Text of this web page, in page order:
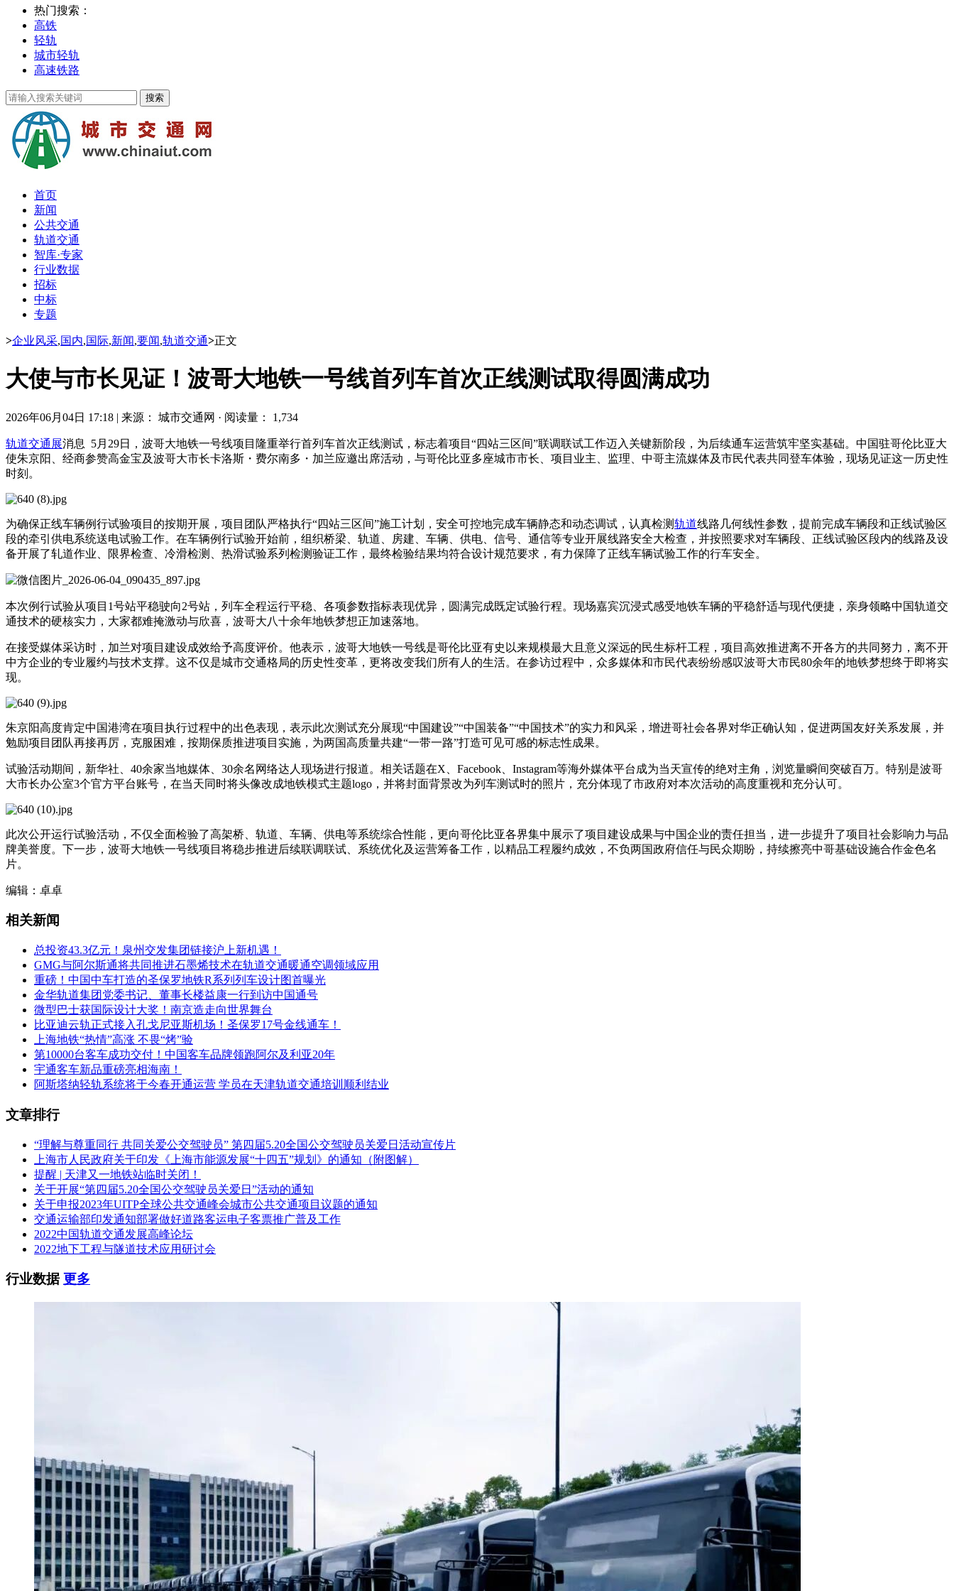
热门搜索：
高铁
轻轨
城市轻轨
高速铁路
首页
新闻
公共交通
轨道交通
智库·专家
行业数据
招标
中标
专题
>企业风采,国内,国际,新闻,要闻,轨道交通>正文
大使与市长见证！波哥大地铁一号线首列车首次正线测试取得圆满成功
2026年06月04日 17:18 | 来源： 城市交通网 · 阅读量： 1,734
轨道交通展消息 5月29日，波哥大地铁一号线项目隆重举行首列车首次正线测试，标志着项目“四站三区间”联调联试工作迈入关键新阶段，为后续通车运营筑牢坚实基础。中国驻哥伦比亚大
使朱京阳、经商参赞高金宝及波哥大市长卡洛斯・费尔南多・加兰应邀出席活动，与哥伦比亚多座城市市长、项目业主、监理、中哥主流媒体及市民代表共同登车体验，现场见证这一历史性
时刻。
为确保正线车辆例行试验项目的按期开展，项目团队严格执行“四站三区间”施工计划，安全可控地完成车辆静态和动态调试，认真检测轨道线路几何线性参数，提前完成车辆段和正线试验区
段的牵引供电系统送电试验工作。在车辆例行试验开始前，组织桥梁、轨道、房建、车辆、供电、信号、通信等专业开展线路安全大检查，并按照要求对车辆段、正线试验区段内的线路及设
备开展了轧道作业、限界检查、冷滑检测、热滑试验系列检测验证工作，最终检验结果均符合设计规范要求，有力保障了正线车辆试验工作的行车安全。
本次例行试验从项目1号站平稳驶向2号站，列车全程运行平稳、各项参数指标表现优异，圆满完成既定试验行程。现场嘉宾沉浸式感受地铁车辆的平稳舒适与现代便捷，亲身领略中国轨道交
通技术的硬核实力，大家都难掩激动与欣喜，波哥大八十余年地铁梦想正加速落地。
在接受媒体采访时，加兰对项目建设成效给予高度评价。他表示，波哥大地铁一号线是哥伦比亚有史以来规模最大且意义深远的民生标杆工程，项目高效推进离不开各方的共同努力，离不开
中方企业的专业履约与技术支撑。这不仅是城市交通格局的历史性变革，更将改变我们所有人的生活。在参访过程中，众多媒体和市民代表纷纷感叹波哥大市民80余年的地铁梦想终于即将实
现。
朱京阳高度肯定中国港湾在项目执行过程中的出色表现，表示此次测试充分展现“中国建设”“中国装备”“中国技术”的实力和风采，增进哥社会各界对华正确认知，促进两国友好关系发展，并
勉励项目团队再接再厉，克服困难，按期保质推进项目实施，为两国高质量共建“一带一路”打造可见可感的标志性成果。
试验活动期间，新华社、40余家当地媒体、30余名网络达人现场进行报道。相关话题在X、Facebook、Instagram等海外媒体平台成为当天宣传的绝对主角，浏览量瞬间突破百万。特别是波哥
大市长办公室3个官方平台账号，在当天同时将头像改成地铁模式主题logo，并将封面背景改为列车测试时的照片，充分体现了市政府对本次活动的高度重视和充分认可。
此次公开运行试验活动，不仅全面检验了高架桥、轨道、车辆、供电等系统综合性能，更向哥伦比亚各界集中展示了项目建设成果与中国企业的责任担当，进一步提升了项目社会影响力与品
牌美誉度。下一步，波哥大地铁一号线项目将稳步推进后续联调联试、系统优化及运营筹备工作，以精品工程履约成效，不负两国政府信任与民众期盼，持续擦亮中哥基础设施合作金色名
片。
编辑：卓卓
相关新闻
总投资43.3亿元！泉州交发集团链接沪上新机遇！
GMG与阿尔斯通将共同推进石墨烯技术在轨道交通暖通空调领域应用
重磅！中国中车打造的圣保罗地铁R系列列车设计图首曝光
金华轨道集团党委书记、董事长楼益康一行到访中国通号
微型巴士获国际设计大奖！南京造走向世界舞台
比亚迪云轨正式接入孔戈尼亚斯机场！圣保罗17号金线通车！
上海地铁“热情”高涨 不畏“烤”验
第10000台客车成功交付！中国客车品牌领跑阿尔及利亚20年
宇通客车新品重磅亮相海南！
阿斯塔纳轻轨系统将于今春开通运营 学员在天津轨道交通培训顺利结业
文章排行
“理解与尊重同行 共同关爱公交驾驶员” 第四届5.20全国公交驾驶员关爱日活动宣传片
上海市人民政府关于印发《上海市能源发展“十四五”规划》的通知（附图解）
提醒 | 天津又一地铁站临时关闭！
关于开展“第四届5.20全国公交驾驶员关爱日”活动的通知
关于申报2023年UITP全球公共交通峰会城市公共交通项目议题的通知
交通运输部印发通知部署做好道路客运电子客票推广普及工作
2022中国轨道交通发展高峰论坛
2022地下工程与隧道技术应用研讨会
行业数据更多